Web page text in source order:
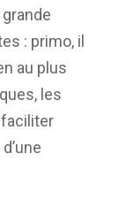
: primo, il
au plus
les